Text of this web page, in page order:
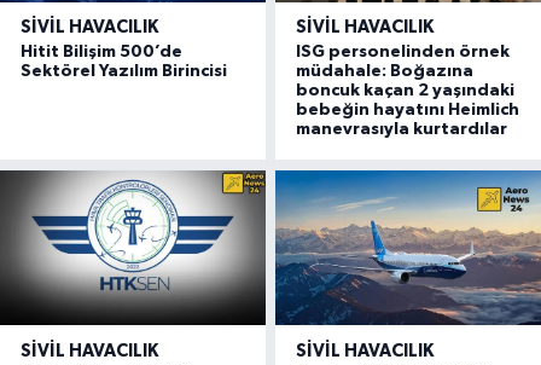
SIVIL HAVACILIK
Hitit Bilişim 500’de
Sektörel Yazılım Birincisi
SIVIL HAVACILIK
ISG personelinden örnek
müdahale: Boğazına
boncuk kaçan 2 yaşındaki
bebeğin hayatını Heimlich
manevrasıyla kurtardılar
SIVIL HAVACILIK SIVIL HAVACILIK